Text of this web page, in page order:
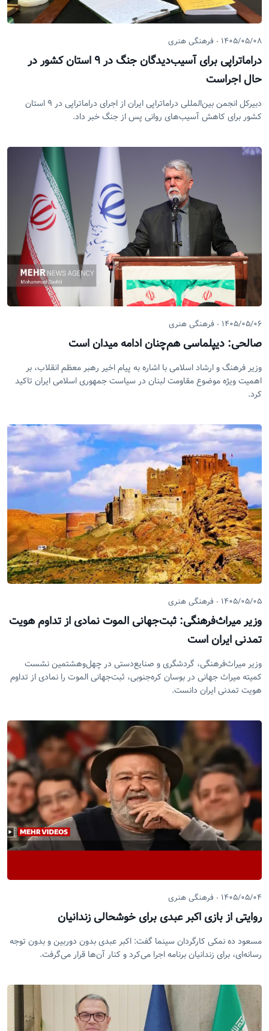
۱۴۰۵/۰۵/۰۸ فرهنگی هنری
دراماتراپی برای آسیب‌دیدگان جنگ در ۹ استان کشور در
حال اجراست
دبیرکل انجمن بین‌المللی دراماتراپی ایران از اجرای دراماتراپی در ۹ استان
کشور برای کاهش آسیب‌های روانی پس از جنگ خبر داد.
۱۴۰۵/۰۵/۰۶ فرهنگی هنری
صالحی: دیپلماسی هم‌چنان ادامه میدان است
وزیر فرهنگ و ارشاد اسلامی با اشاره به پیام اخیر رهبر معظم انقلاب، بر
اهمیت ویژه موضوع مقاومت لبنان در سیاست جمهوری اسلامی ایران تاکید
کرد.
۱۴۰۵/۰۵/۰۵ فرهنگی هنری
وزیر میراث‌فرهنگی: ثبت‌جهانی الموت نمادی از تداوم هویت
تمدنی ایران است
وزیر میراث‌فرهنگی، گردشگری و صنایع‌دستی در چهل‌وهشتمین نشست
کمیته میراث جهانی در بوسان کره‌جنوبی، ثبت‌جهانی الموت را نمادی از تداوم
هویت تمدنی ایران دانست.
۱۴۰۵/۰۵/۰۴ فرهنگی هنری
روایتی از بازی اکبر عبدی برای خوشحالی زندانیان
مسعود ده نمکی کارگردان سینما گفت:‌ اکبر عبدی بدون دوربین و بدون توجه
رسانه‌ای، برای زندانیان برنامه اجرا می‌کرد و کنار آن‌ها قرار می‌گرفت.